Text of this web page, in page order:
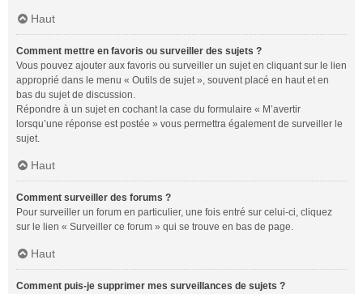
Haut
Comment mettre en favoris ou surveiller des sujets ?
Vous pouvez ajouter aux favoris ou surveiller un sujet en cliquant sur le lien
approprié dans le menu « Outils de sujet », souvent placé en haut et en
bas du sujet de discussion.
Répondre à un sujet en cochant la case du formulaire « M’avertir
lorsqu’une réponse est postée » vous permettra également de surveiller le
sujet.
Haut
Comment surveiller des forums ?
Pour surveiller un forum en particulier, une fois entré sur celui-ci, cliquez
sur le lien « Surveiller ce forum » qui se trouve en bas de page.
Haut
Comment puis-je supprimer mes surveillances de sujets ?